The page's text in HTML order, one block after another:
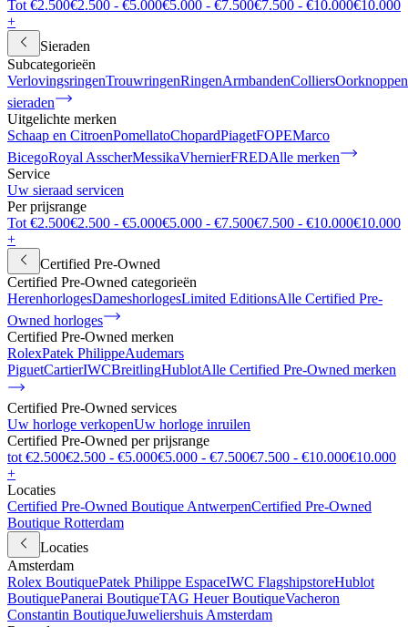
Tot €2.500€2.500 - €5.000€5.000 - €7.500€7.500 - €10.000€10.000
+
Sieraden
Subcategorieën
VerlovingsringenTrouwringenRingenArmbandenColliersOorknoppen
sieraden
Uitgelichte merken
Schaap en CitroenPomellatoChopardPiagetFOPEMarco
BicegoRoyal AsscherMessikaVhernierFREDAlle merken
Service
Uw sieraad servicen
Per prijsrange
Tot €2.500€2.500 - €5.000€5.000 - €7.500€7.500 - €10.000€10.000
+
Certified Pre-Owned
Certified Pre-Owned categorieën
HerenhorlogesDameshorlogesLimited EditionsAlle Certified Pre-
Owned horloges
Certified Pre-Owned merken
RolexPatek PhilippeAudemars
PiguetCartierIWCBreitlingHublotAlle Certified Pre-Owned merken
Certified Pre-Owned services
Uw horloge verkopenUw horloge inruilen
Certified Pre-Owned per prijsrange
tot €2.500€2.500 - €5.000€5.000 - €7.500€7.500 - €10.000€10.000
+
Locaties
Certified Pre-Owned Boutique AntwerpenCertified Pre-Owned
Boutique Rotterdam
Locaties
Amsterdam
Rolex BoutiquePatek Philippe EspaceIWC FlagshipstoreHublot
BoutiquePanerai BoutiqueTAG Heuer BoutiqueVacheron
Constantin BoutiqueJuweliershuis Amsterdam